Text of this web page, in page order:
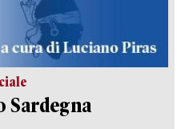
Sardegna